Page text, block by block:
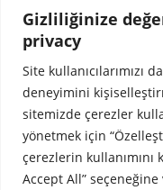
Gizliliğinize
privacy
Site kullanıcılarımızı
deneyimini
sitemizde çerezler
yönetmek için
çerezlerin
Accept All”
sorumluluğu
değişikliğe uğrayarak veya
gizliliğinin
sisteminize verebileceği
Confidentiality Notice:
confidential and intended
message. If you received
addressee, you are